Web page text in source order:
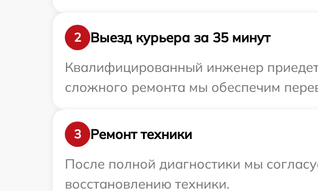
2
Выезд курьера за 35 минут
Квалифицированный инженер
сложного ремонта мы обеспечим
3
Ремонт техники
После полной диагностики мы
восстановлению техники.